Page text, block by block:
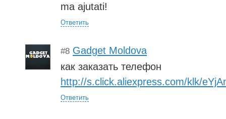
ma ajutati!
Ответить
#8 Gadget Moldova
как заказать телефон
http://s.click.aliexpress.com/klk/
Ответить